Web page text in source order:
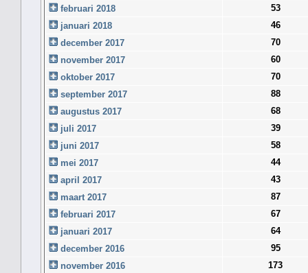
februari 2018
53
januari 2018
46
december 2017
70
november 2017
60
oktober 2017
70
september 2017
88
augustus 2017
68
juli 2017
39
juni 2017
58
mei 2017
44
april 2017
43
maart 2017
87
februari 2017
67
januari 2017
64
december 2016
95
november 2016
173